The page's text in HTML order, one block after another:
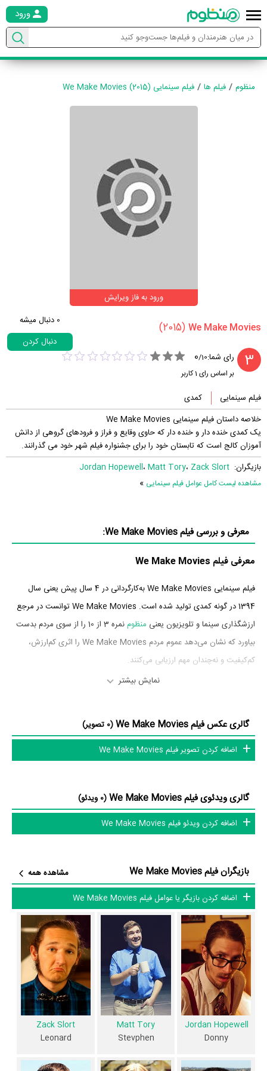
ورود
منظوم فیلم ها فیلم سینمایی We Make Movies (2015)
ورود به فاز ویرایش
(2015)
0 دنبال میشه
دنبال کردن
3 رای شما: 0/10
بر اساس رای 1کاربر
فیلم سینمایی
کمدی
خلاصه داستان فیلم سینمایی We Make Movies
یک کمدی خنده دار و خنده دار که حاوی وقایع و فراز و فرودهای گروهی از دانش
آموزان کالج است که تابستان خود را برای جشنواره فیلم شهر خود می گذرانند.
بازیگران:
Jordan Hopewell، Matt Tory، Zack Slort
مشاهده لیست کامل عوامل فیلم سینمایی »
معرفی و بررسی فیلم We Make Movies:
معرفی فیلم We Make Movies
فیلم سینمایی We Make Movies به‌کارگردانی در 4 سال پیش یعنی سال
1394 در گونه کمدی تولید شده است. We Make Movies توانست در مرجع
ارزشگذاری سینما و تلویزیون یعنی منظوم
نمره 3 از 10 را از سوی مردم بدست
بیاورد که نشان می‌دهد عموم مردم We Make Movies را اثری کم‌ارزش،
کم‌کیفیت و نه‌چندان مهم ارزیابی می‌کنند.
بازیگرانی چونJordan Hopewellدر نقش Donny،Matt Tory
در نقش
Stevphen،Zack Slort در نقش Leonard،Jonathan Holmes
پرداخته‌اند. در فیلم We Make Movies حدود 9 بازیگر جلوی دوربین رفته‌اند
آیا به‌عنوان کارگردان و به‌عنوان بازیگردان و همچنین تیم بازیگری We Make
Movies توانسته‌اند در این زمینه موفق باشند و بازی‌های درخشانی را نمایش
دهند؟
از دیگر بازیگران فیلم We Make Movies می‌توان به
Valerie Toryدر نقش
Stevphen's Mom و
Donna Erieدر نقش Belinda اشاره کرد.
داستان فیلم We Make Movies
از محتوا و داستان فیلم We Make Movies چقدر اطلاع دارید؟
در خلاصه داستانی که یا از سوی تیم رسانه‌ای اثر و یا توسط دیگر رسانه‌ها درباره
دار و خنده دار که حاوی وقایع و فراز و فرودهای گروهی از دانش آموزان کالج
نمایش بیشتر
گالری عکس فیلم We Make Movies
(0 تصویر)
اضافه کردن تصویر فیلم We Make Movies
گالری ویدئوی فیلم We Make Movies
(0 ویدئو)
اضافه کردن ویدئو فیلم We Make Movies
بازیگران فیلم We Make Movies
مشاهده همه
اضافه کردن بازیگر یا عوامل فیلم We Make Movies
Jordan Hopewell
Donny
Matt Tory
Stevphen
Zack Slort
Leonard